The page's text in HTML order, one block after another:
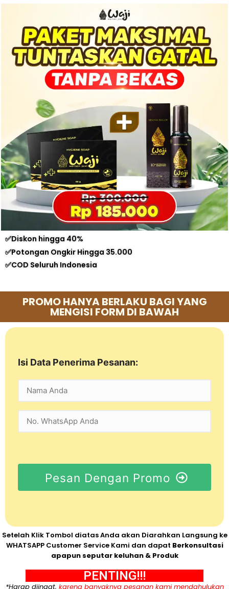
✅Diskon hingga 40%
✅Potongan Ongkir Hingga 35.000
✅COD Seluruh Indonesia
PROMO HANYA BERLAKU BAGI YANG
MENGISI FORM DI BAWAH
Isi Data Penerima Pesanan:
Pesan Dengan Promo
Setelah Klik Tombol diatas Anda akan Diarahkan Langsung ke
WHATSAPP Customer Service Kami dan dapat Berkonsultasi
apapun seputar keluhan & Produk
PENTING!!!
*Harap diingat, karena banyaknya pesanan kami mendahulukan